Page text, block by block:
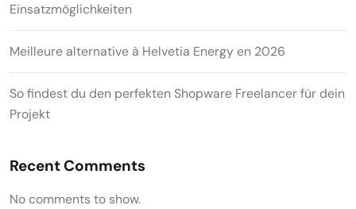
Einsatzmöglichkeiten
Meilleure alternative à Helvetia Energy en 2026
So findest du den perfekten Shopware Freelancer für dein
Projekt
Recent Comments
No comments to show.